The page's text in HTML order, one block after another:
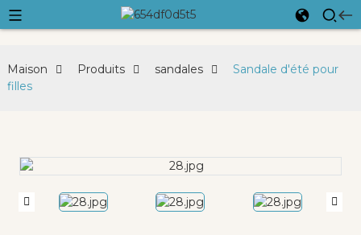
Maison Produits sandales
Sandale d'été pour
filles